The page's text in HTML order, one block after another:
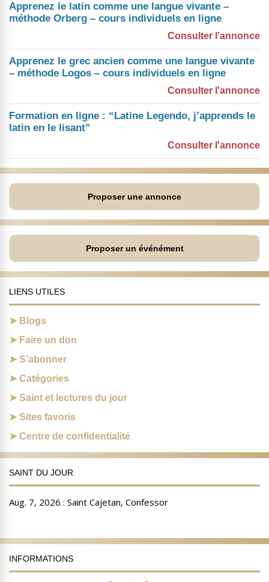
Apprenez le latin comme une langue vivante –
méthode Orberg – cours individuels en ligne
Consulter l'annonce
Apprenez le grec ancien comme une langue vivante
– méthode Logos – cours individuels en ligne
Consulter l'annonce
Formation en ligne : “Latine Legendo, j’apprends le
latin en le lisant”
Consulter l'annonce
Proposer une annonce
Proposer un événément
LIENS UTILES
Blogs
Faire un don
S’abonner
Catégories
Saint et lectures du jour
Sites favoris
Centre de confidentialité
SAINT DU JOUR
INFORMATIONS